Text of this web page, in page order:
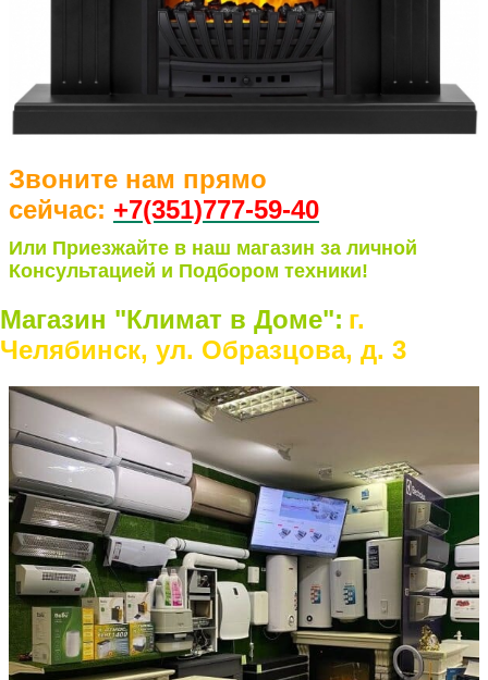
Звоните нам прямо
сейчас: +7(351)777-59-40
Или Приезжайте в наш магазин за личной
Консультацией и Подбором техники!
Магазин "Климат в Доме": г.
Челябинск, ул. Образцова, д. 3